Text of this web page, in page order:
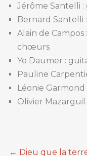
Jérôme Santelli
Bernard Santelli
Alain de
chœurs
Yo Daumer :
Pauline
Léonie
Olivier
← Dieu que la